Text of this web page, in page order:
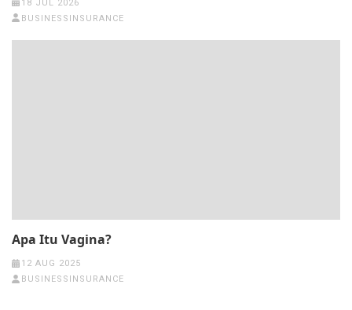
18 JUL 2026
BUSINESSINSURANCE
Apa Itu Vagina?
12 AUG 2025
BUSINESSINSURANCE